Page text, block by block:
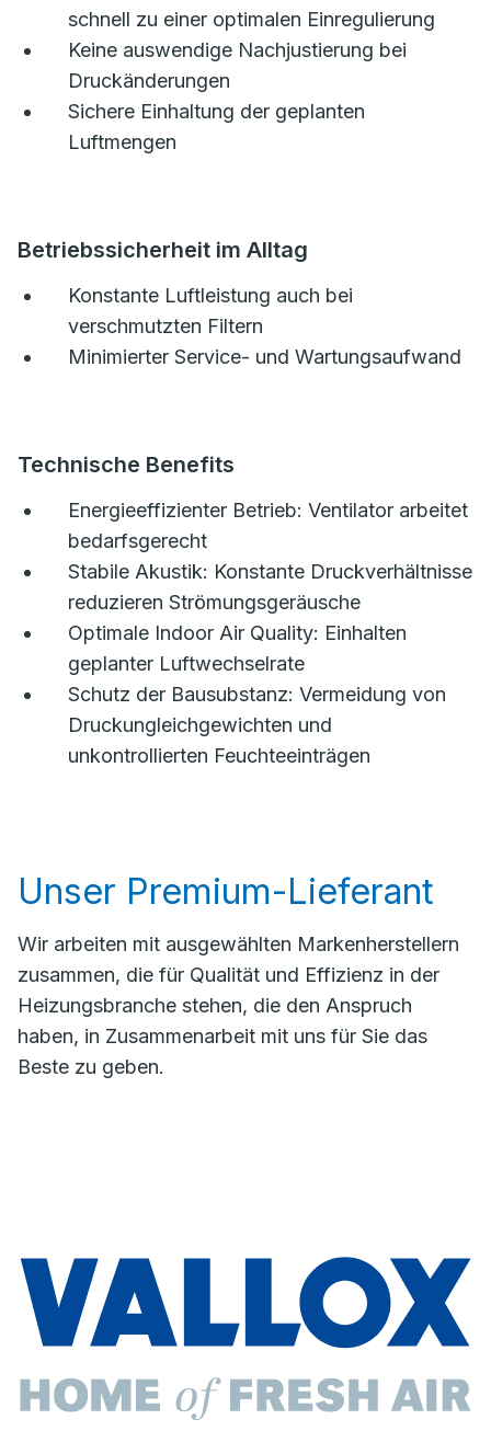
schnell zu einer optimalen Einregulierung
Keine auswendige Nachjustierung bei
Druckänderungen
Sichere Einhaltung der geplanten
Luftmengen
Betriebssicherheit im Alltag
Konstante Luftleistung auch bei
verschmutzten Filtern
Minimierter Service- und Wartungsaufwand
Technische Benefits
Energieeffizienter Betrieb: Ventilator arbeitet
bedarfsgerecht
Stabile Akustik: Konstante Druckverhältnisse
reduzieren Strömungsgeräusche
Optimale Indoor Air Quality: Einhalten
geplanter Luftwechselrate
Schutz der Bausubstanz: Vermeidung von
Druckungleichgewichten und
unkontrollierten Feuchteeinträgen
Unser Premium-Lieferant
Wir arbeiten mit ausgewählten Markenherstellern
zusammen, die für Qualität und Effizienz in der
Heizungsbranche stehen, die den Anspruch
haben, in Zusammenarbeit mit uns für Sie das
Beste zu geben.